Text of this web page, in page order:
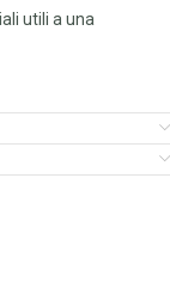
utili a una